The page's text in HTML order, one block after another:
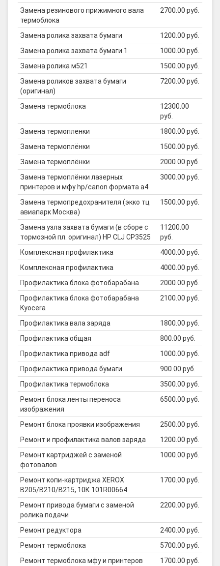
Замена резинового прижимного вала
термоблока
2700.00 руб.
Замена ролика захвата бумаги
1200.00 руб.
Замена ролика захвата бумаги 1
1000.00 руб.
Замена ролика м521
1500.00 руб.
Замена роликов захвата бумаги
(оригинал)
7200.00 руб.
Замена термоблока
12300.00
руб.
Замена термопленки
1800.00 руб.
Замена термоплёнки
1500.00 руб.
Замена термоплёнки
2000.00 руб.
Замена термоплёнки лазерных
принтеров и мфу hp/canon формата а4
3000.00 руб.
Замена термопредохранителя (экко тц
авиапарк Москва)
1500.00 руб.
Замена узла захвата бумаги (в сборе с
тормозной пл. оригинал) HP CLJ CP3525
11200.00
руб.
Комплексная профилактика
4000.00 руб.
Комплексная профилактика
4000.00 руб.
Профилактика блока фотобарабана
2000.00 руб.
Профилактика блока фотобарабана
Kyocera
2100.00 руб.
Профилактика вала заряда
1800.00 руб.
Профилактика общая
800.00 руб.
Профилактика привода adf
1000.00 руб.
Профилактика привода бумаги
900.00 руб.
Профилактика термоблока
3500.00 руб.
Ремонт блока ленты переноса
изображения
6500.00 руб.
Ремонт блока проявки изображения
2500.00 руб.
Ремонт и профилактика валов заряда
1200.00 руб.
Ремонт картриджей с заменой
фотовалов
1000.00 руб.
Ремонт копи-картриджа XEROX
B205/B210/B215, 10К 101R00664
1700.00 руб.
Ремонт привода бумаги с заменой
ролика подачи
2200.00 руб.
Ремонт редуктора
2400.00 руб.
Ремонт термоблока
5700.00 руб.
Ремонт термоблока мфу и принтеров
1700.00 руб.